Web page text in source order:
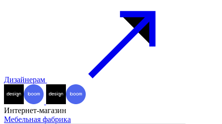
Дизайнерам
Интернет-магазин
Мебельная фабрика